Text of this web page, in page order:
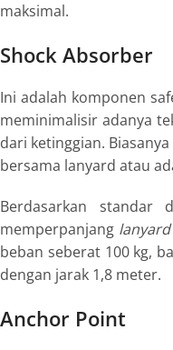
maksimal.
Shock Absorber
Ini adalah komponen
meminimalisir adanya
dari ketinggian. Biasanya
bersama lanyard atau
Berdasarkan standar
memperpanjang lanyard
beban seberat 100 kg,
dengan jarak 1,8 meter.
Anchor Point